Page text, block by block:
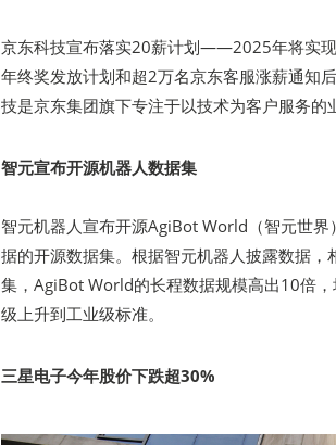
京东科技宣布落实20薪计划——2025年将实
年终奖发放计划和超2万名京东客服涨薪通知
技是京东集团旗下专注于以技术为客户服务的
智元宣布开源机器人数据集
智元机器人宣布开源AgiBot World（智元世
据的开源数据集。根据智元机器人披露数据
集，AgiBot World的长程数据规模高出10倍
级上升到工业级标准。
三星电子今年股价下跌超30%